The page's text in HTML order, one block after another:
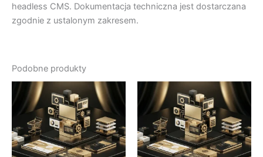
headless CMS. Dokumentacja techniczna jest dostarczana
zgodnie z ustalonym zakresem.
Podobne produkty